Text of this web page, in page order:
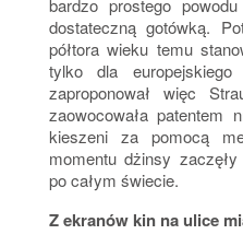
bardzo prostego
dostateczną gotówką.
półtora wieku temu
tylko dla
zaproponował więc
zaowocowała patentem
kieszeni za pomocą
momentu dżinsy
po całym świecie.
Z ekranów kin na ulice